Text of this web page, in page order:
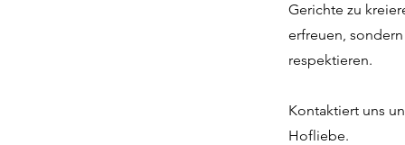
Gerichte zu
erfreuen,
respektieren.
Kontaktiert uns
Hofliebe.